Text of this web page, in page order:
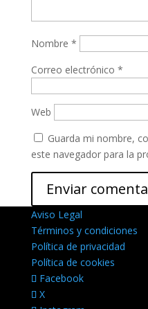
Nombre *
Correo electrónico *
Web
Guarda mi nombre,
este navegador para la
Aviso Legal
Términos y condiciones
Política de privacidad
Política de cookies
Facebook
X